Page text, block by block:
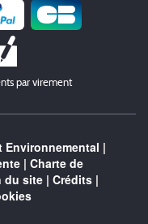
par virement
Environnemental |
| Charte de
du site | Crédits |